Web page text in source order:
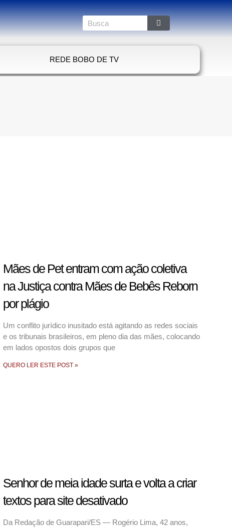
REDE BOBO DE TV
Mães de Pet entram com ação coletiva
na Justiça contra Mães de Bebês Reborn
por plágio
Um conflito jurídico inusitado está agitando as redes sociais
e os tribunais brasileiros, em pleno dia das mães, colocando
em lados opostos dois grupos que
QUERO LER ESTE POST »
Senhor de meia idade surta e volta a criar
textos para site desativado
Da Redação de Guarapari/ES — Rogério Lima, 42 anos,